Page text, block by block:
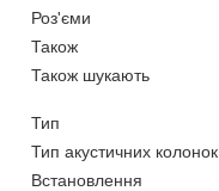
Роз'єми
Також
Також шукають
Тип
Тип акустичних колонок
Встановлення